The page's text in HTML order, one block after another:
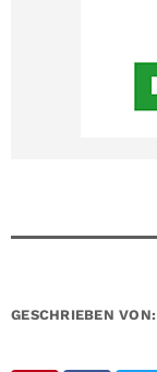
GESCHRIEBEN VON: